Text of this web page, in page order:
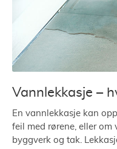
Vannlekkasje –
En vannlekkasje kan
feil med rørene, eller
byggverk og tak.